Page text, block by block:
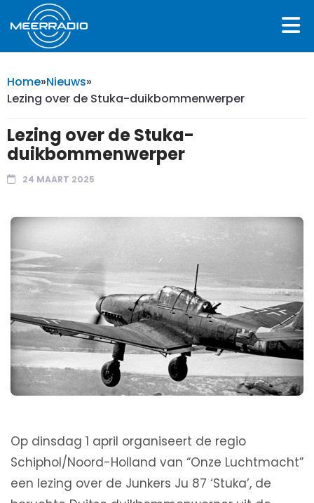
Home»Nieuws»
Lezing over de Stuka-duikbommenwerper
Lezing over de Stuka-
duikbommenwerper
24 MAART 2025
Op dinsdag 1 april organiseert de regio
Schiphol/Noord-Holland van “Onze Luchtmacht”
een lezing over de Junkers Ju 87 ‘Stuka’, de